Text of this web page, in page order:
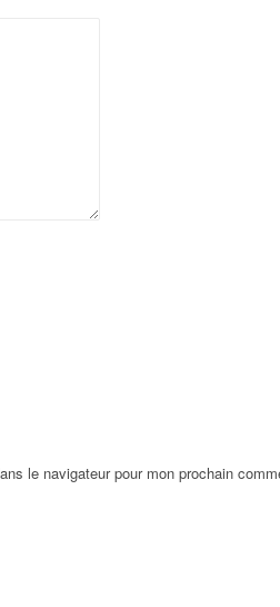
le navigateur pour mon prochain